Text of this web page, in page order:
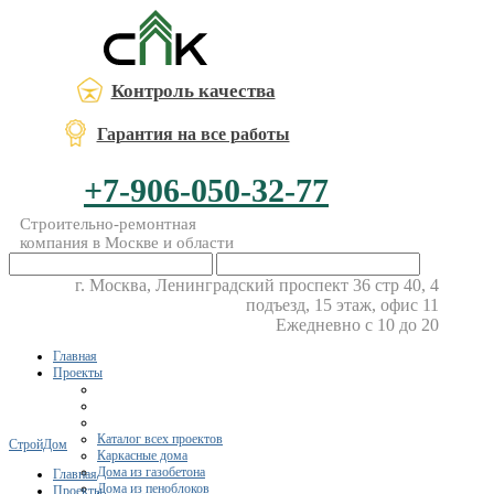
Контроль качества
Гарантия на все работы
+7-906-050-32-77
Строительно-ремонтная
компания в Москве и области
г. Москва, Ленинградский проспект 36 стр 40, 4
подъезд, 15 этаж, офис 11
Ежедневно с 10 до 20
Главная
Проекты
Каталог всех проектов
Каркасные дома
Дома из газобетона
Дома из пеноблоков
СтройДом
Главная
Проекты